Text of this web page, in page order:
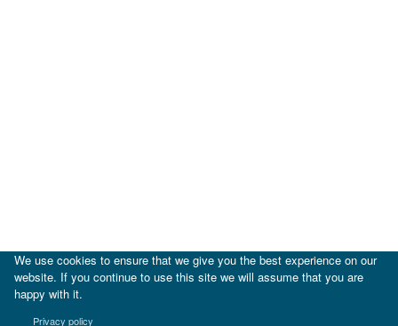
We use cookies to ensure that we give you the best experience on our
website. If you continue to use this site we will assume that you are
happy with it.
Privacy policy